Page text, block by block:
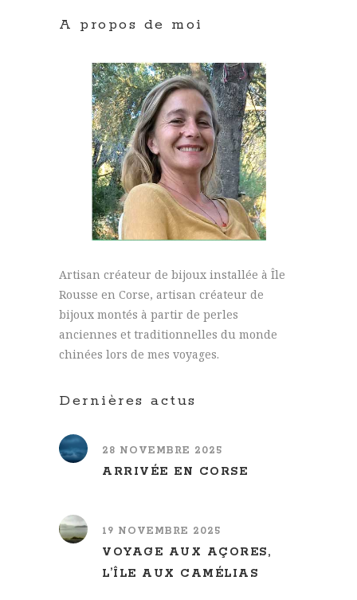
A propos de moi
Artisan créateur de bijoux installée à Île
Rousse en Corse, artisan créateur de
bijoux montés à partir de perles
anciennes et traditionnelles du monde
chinées lors de mes voyages.
Dernières actus
28 NOVEMBRE 2025
ARRIVÉE EN CORSE
19 NOVEMBRE 2025
VOYAGE AUX AÇORES,
L’ÎLE AUX CAMÉLIAS